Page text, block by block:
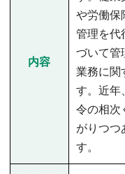
内容
や労働保
管理を代
づいて管
業務に関
す。近年
令の相次
がりつつ
す。